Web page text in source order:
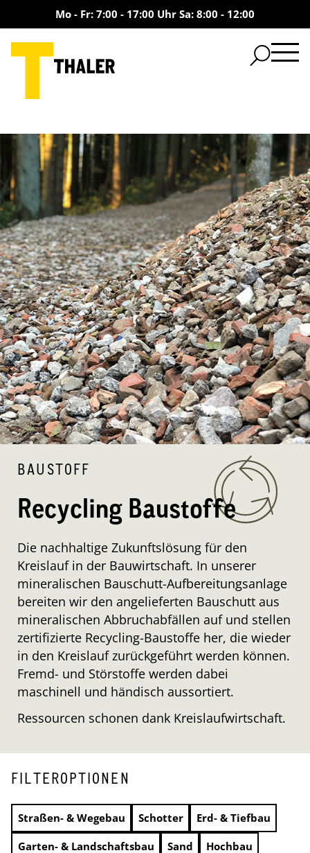
Mo - Fr: 7:00 - 17:00 Uhr Sa: 8:00 - 12:00
BAUSTOFF
Recycling Baustoffe
Die nachhaltige Zukunftslösung für den
Kreislauf in der Bauwirtschaft. In unserer
mineralischen Bauschutt-Aufbereitungsanlage
bereiten wir den angelieferten Bauschutt aus
mineralischen Abbruchabfällen auf und stellen
zertifizierte Recycling-Baustoffe her, die wieder
in den Kreislauf zurückgeführt werden können.
Fremd- und Störstoffe werden dabei
maschinell und händisch aussortiert.
Ressourcen schonen dank Kreislaufwirtschaft.
FILTEROPTIONEN
Straßen- & Wegebau Schotter Erd- & Tiefbau
Garten- & Landschaftsbau Sand Hochbau